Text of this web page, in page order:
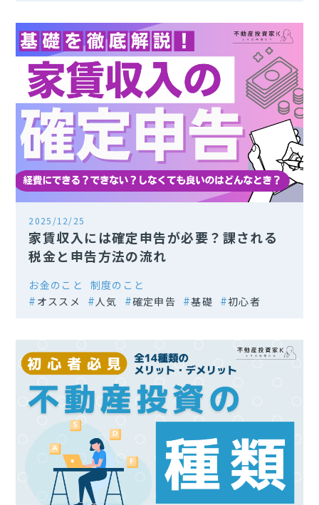
2025/12/25
家賃収入には確定申告が必要？課される
税金と申告方法の流れ
お金のこと
制度のこと
オススメ
人気 確定申告 基礎 初心者